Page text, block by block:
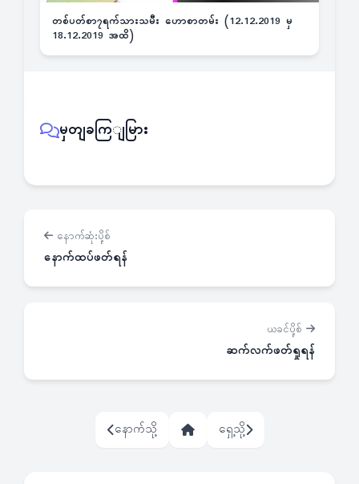
တစ်ပတ်စာ၇ရက်သားသမီး ဟောစာတမ်း (12.12.2019 မှ
18.12.2019 အထိ)
မှတျခကြျမြား
နောက်ဆုံးပို့စ်
နောက်ထပ်ဖတ်ရန်
ယခင်ပို့စ်
ဆက်လက်ဖတ်ရှုရန်
နောက်သို့ ရှေ့သို့